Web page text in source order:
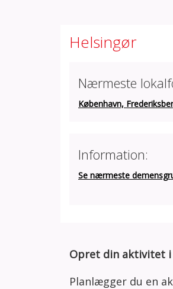
Helsingør
Nærmeste
København,
Information:
Se nærmeste
Opret din aktivitet i
Planlægger du en